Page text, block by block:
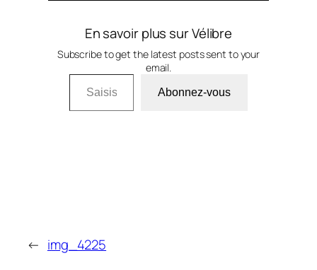
En savoir plus sur Vélibre
Subscribe to get the latest posts sent to your
email.
Saisissez votre adresse e-mail…
Abonnez-vous
← img_4225